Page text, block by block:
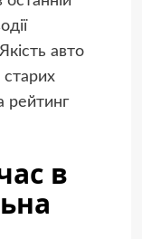
авто
старих
рейтинг
в